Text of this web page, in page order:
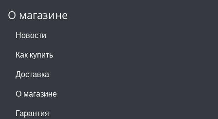
О магазине
Новости
Как купить
Доставка
О магазине
Гарантия